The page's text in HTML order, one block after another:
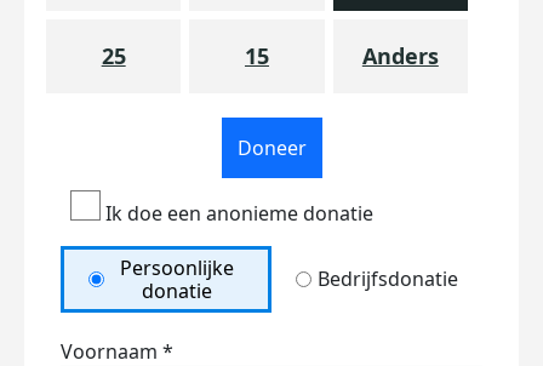
25 15 Anders
Doneer
Ik doe een anonieme donatie
Persoonlijke
donatie
Bedrijfsdonatie
Voornaam *